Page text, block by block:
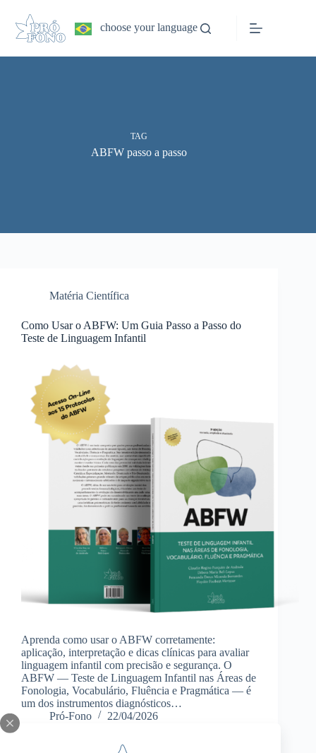
conteúdo
choose your language
TAG
ABFW passo a passo
Matéria Científica
Como Usar o ABFW: Um Guia Passo a Passo do
Teste de Linguagem Infantil
Aprenda como usar o ABFW corretamente:
aplicação, interpretação e dicas clínicas para avaliar
linguagem infantil com precisão e segurança. O
ABFW — Teste de Linguagem Infantil nas Áreas de
Fonologia, Vocabulário, Fluência e Pragmática — é
um dos instrumentos diagnósticos…
Pró-Fono
22/04/2026